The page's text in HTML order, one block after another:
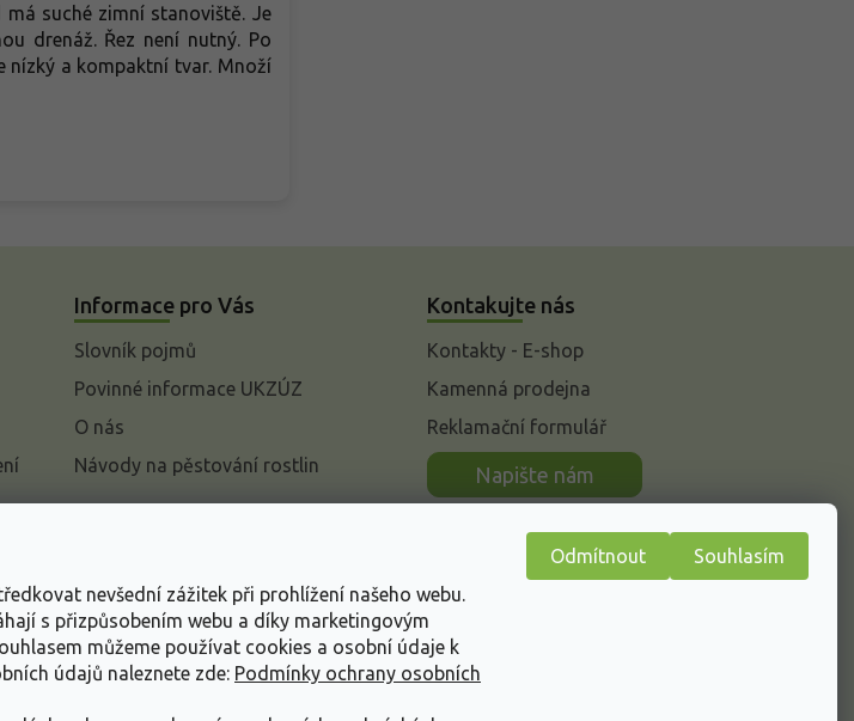
nevšední zážitek při prohlížení našeho webu.
s přizpůsobením webu a díky marketingovým
můžeme používat cookies a osobní údaje k
údajů naleznete zde: Podmínky ochrany osobních
Odmítnout Souhlasím
suché zimní stanoviště. Je
drenáž. Řez není nutný. Po
a kompaktní tvar. Množí
Informace pro Vás
Slovník pojmů
Povinné informace UKZÚZ
O nás
Návody na pěstování rostlin
Kontakujte nás
Kontakty - E-shop
Kamenná prodejna
Reklamační formulář
Napište nám